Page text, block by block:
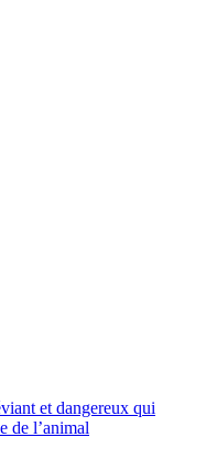
et dangereux qui
de l’animal